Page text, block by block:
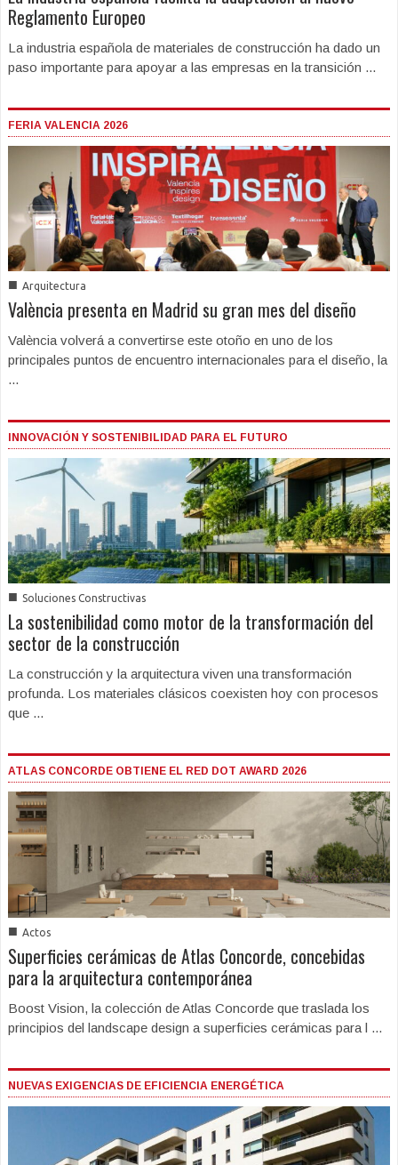
Reglamento Europeo
La industria española de materiales de construcción ha dado un
paso importante para apoyar a las empresas en la transición ...
FERIA VALENCIA 2026
■ Arquitectura
València presenta en Madrid su gran mes del diseño
València volverá a convertirse este otoño en uno de los
principales puntos de encuentro internacionales para el diseño, la
...
INNOVACIÓN Y SOSTENIBILIDAD PARA EL FUTURO
■ Soluciones Constructivas
La sostenibilidad como motor de la transformación del
sector de la construcción
La construcción y la arquitectura viven una transformación
profunda. Los materiales clásicos coexisten hoy con procesos
que ...
ATLAS CONCORDE OBTIENE EL RED DOT AWARD 2026
■ Actos
Superficies cerámicas de Atlas Concorde, concebidas
para la arquitectura contemporánea
Boost Vision, la colección de Atlas Concorde que traslada los
principios del landscape design a superficies cerámicas para l ...
NUEVAS EXIGENCIAS DE EFICIENCIA ENERGÉTICA